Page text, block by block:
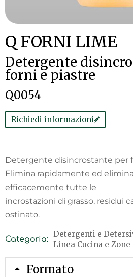
Q FORNI LIME
Detergente
forni e piastre
Q0054
Richiedi informazioni
Detergente disincrostante per
Elimina rapidamente ed
efficacemente tutte le
incrostazioni di grasso, residui
ostinato.
Categoria:
Detergenti e
Linea Cucina e
Formato